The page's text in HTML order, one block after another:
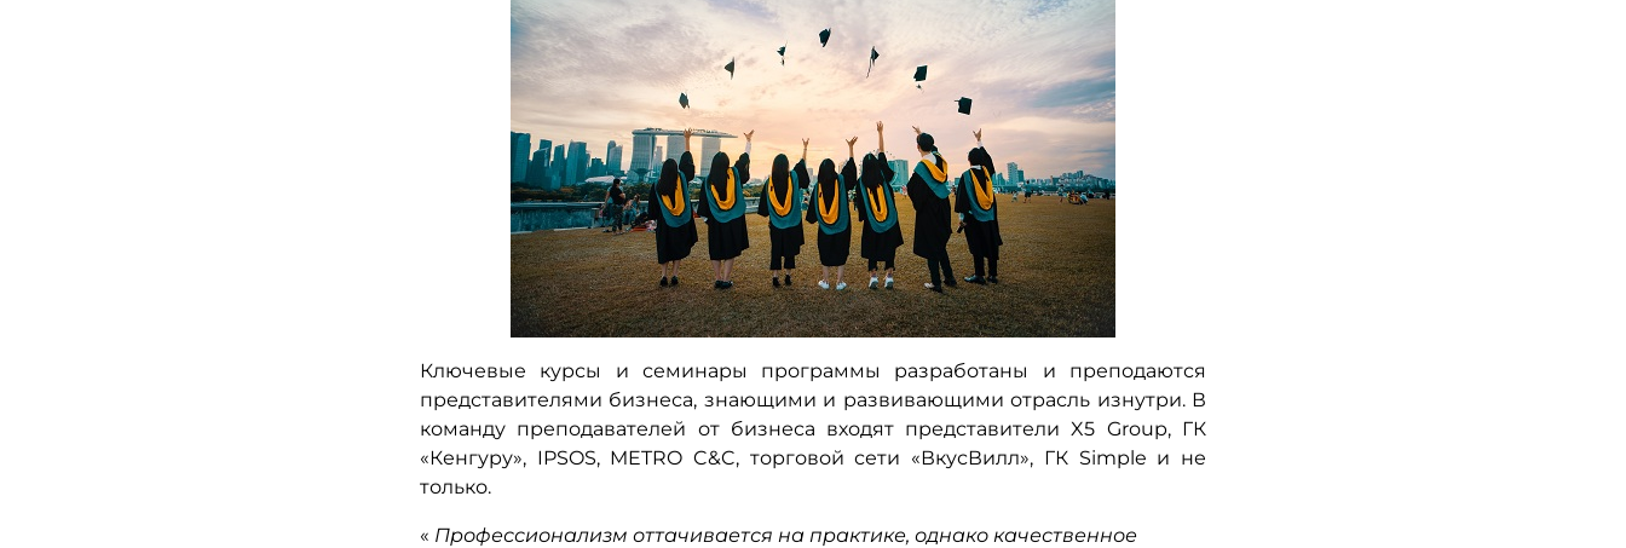
Ключевые курсы и семинары программы разработаны и преподаются
представителями бизнеса, знающими и развивающими отрасль изнутри. В
команду преподавателей от бизнеса входят представители X5 Group, ГК
«Кенгуру», IPSOS, METRO C&C, торговой сети «ВкусВилл», ГК Simple и не
только.
« Профессионализм оттачивается на практике, однако качественное